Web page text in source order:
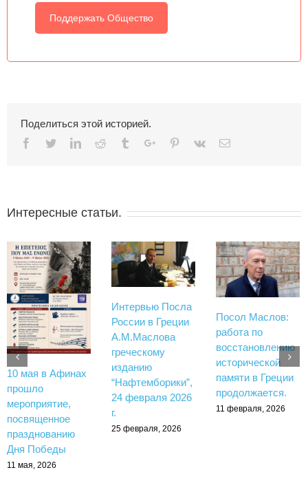
Поддержать Общество
Поделиться этой историей.
Facebook
TwitterLinkedinReddit TumblrGoogle+Pinterest
Vk Email
Интересные статьи.
10 мая в Афинах
прошло
мероприятие,
посвященное
празднованию
Дня Победы
11 мая, 2026
Интервью Посла
России в Греции
А.М.Маслова
греческому
изданию
“Нафтемборики”,
24 февраля 2026
г.
25 февраля, 2026
Посол Маслов:
работа по
восстановлению
исторической
памяти в Греции
продолжается.
11 февраля, 2026